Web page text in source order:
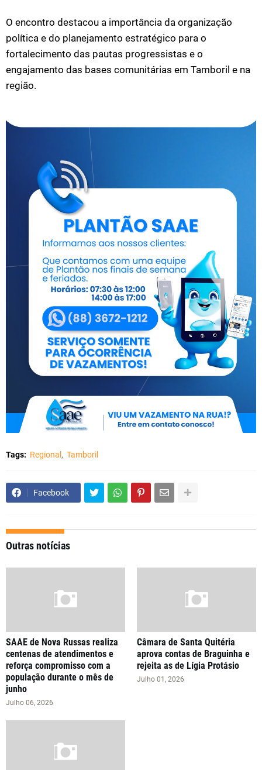
O encontro destacou a importância da organização
política e do planejamento estratégico para o
fortalecimento das pautas progressistas e o
engajamento das bases comunitárias em Tamboril e na
região.
Tags: Regional Tamboril
Facebook
Outras notícias
SAAE de Nova Russas realiza
centenas de atendimentos e
reforça compromisso com a
população durante o mês de
junho
Julho 06, 2026
Câmara de Santa Quitéria
aprova contas de Braguinha e
rejeita as de Lígia Protásio
Julho 01, 2026